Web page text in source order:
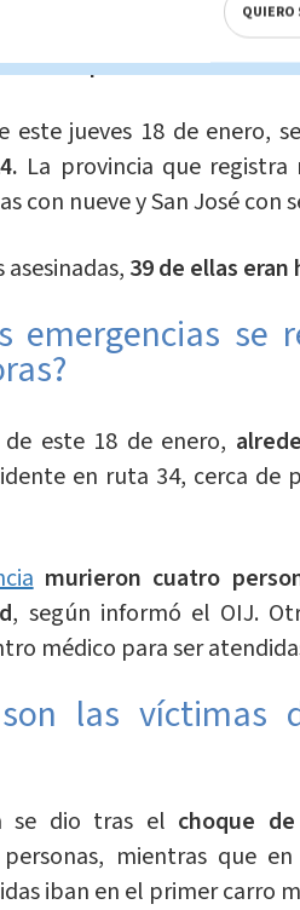
caso en investigación para
con los presuntos
este jueves 18 de enero,
La provincia que
con nueve y San José con
asesinadas, 39 de ellas
emergencias se
este 18 de enero,
en ruta 34, cerca de
murieron cuatro
, según informó el OIJ.
médico para ser
son las víctimas
se dio tras el choque
mientras que
iban en el primer carro
QUIERO